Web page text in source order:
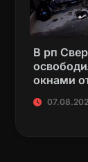
В рп
окнами